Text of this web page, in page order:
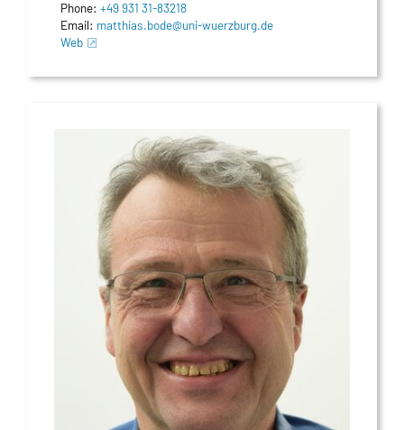
Phone: +49 931 31-83218
Email: matthias.bode@uni-wuerzburg.de
Web